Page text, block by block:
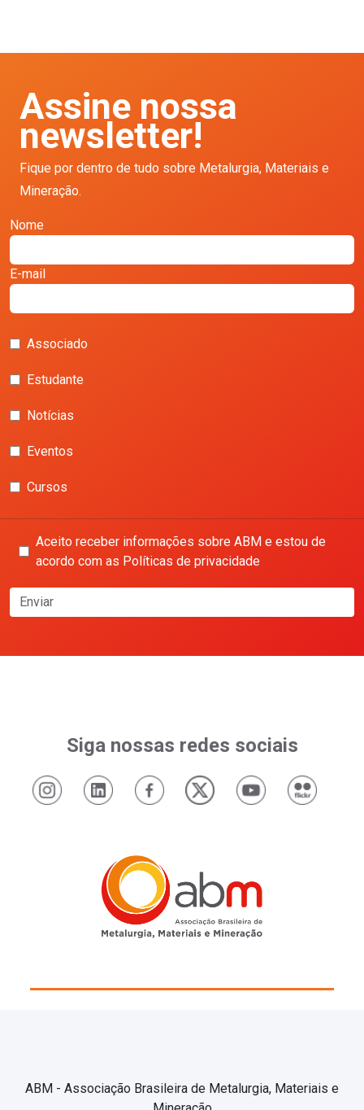
Assine nossa
newsletter!
Fique por dentro de tudo sobre Metalurgia, Materiais e
Mineração.
Nome
E-mail
Associado
Estudante
Notícias
Eventos
Cursos
Aceito receber informações sobre ABM e estou de
acordo com as Políticas de privacidade
Enviar
Siga nossas redes sociais
ABM - Associação Brasileira de Metalurgia, Materiais e